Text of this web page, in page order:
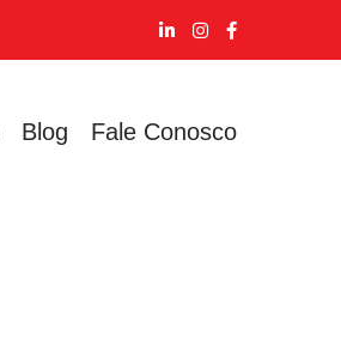
Blog Fale Conosco